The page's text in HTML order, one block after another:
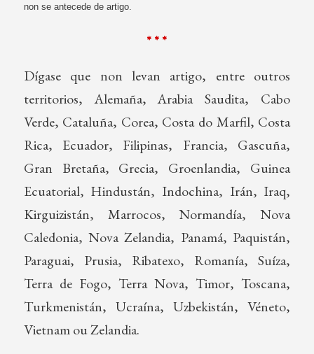
non se antecede de artigo.
* * *
Dígase que non levan artigo, entre outros
territorios, Alemaña, Arabia Saudita, Cabo
Verde, Cataluña, Corea, Costa do Marfil, Costa
Rica, Ecuador, Filipinas, Francia, Gascuña,
Gran Bretaña, Grecia, Groenlandia, Guinea
Ecuatorial, Hindustán, Indochina, Irán, Iraq,
Kirguizistán, Marrocos, Normandía, Nova
Caledonia, Nova Zelandia, Panamá, Paquistán,
Paraguai, Prusia, Ribatexo, Romanía, Suíza,
Terra de Fogo, Terra Nova, Timor, Toscana,
Turkmenistán, Ucraína, Uzbekistán, Véneto,
Vietnam ou Zelandia.